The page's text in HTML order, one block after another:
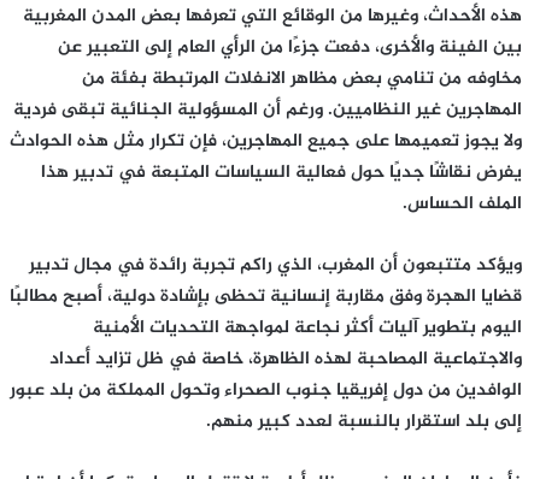
هذه الأحداث، وغيرها من الوقائع التي تعرفها بعض المدن المغربية
بين الفينة والأخرى، دفعت جزءًا من الرأي العام إلى التعبير عن
مخاوفه من تنامي بعض مظاهر الانفلات المرتبطة بفئة من
المهاجرين غير النظاميين. ورغم أن المسؤولية الجنائية تبقى فردية
ولا يجوز تعميمها على جميع المهاجرين، فإن تكرار مثل هذه الحوادث
يفرض نقاشًا جديًا حول فعالية السياسات المتبعة في تدبير هذا
الملف الحساس.
ويؤكد متتبعون أن المغرب، الذي راكم تجربة رائدة في مجال تدبير
قضايا الهجرة وفق مقاربة إنسانية تحظى بإشادة دولية، أصبح مطالبًا
اليوم بتطوير آليات أكثر نجاعة لمواجهة التحديات الأمنية
والاجتماعية المصاحبة لهذه الظاهرة، خاصة في ظل تزايد أعداد
الوافدين من دول إفريقيا جنوب الصحراء وتحول المملكة من بلد عبور
إلى بلد استقرار بالنسبة لعدد كبير منهم.